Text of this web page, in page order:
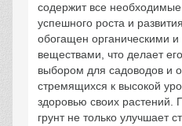
содержит все
успешного роста и
обогащен органическими
веществами, что делает
выбором для садоводов и
стремящихся к высокой
здоровью своих растений.
грунт не только улучшает